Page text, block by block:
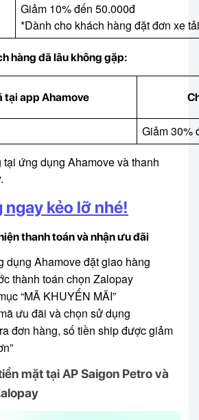
Giảm 10% đến 50.000đ
*Dành cho khách hàng đặt đơn xe tải
hàng đã lâu không gặp:
tại app Ahamove
Giảm 30%
ứng dụng Ahamove và thanh
ngay kẻo lỡ nhé!
thanh toán và nhận ưu đãi
dụng Ahamove đặt giao hàng
thành toán chọn Zalopay
“MÃ KHUYẾN MÃI”
ưu đãi và chọn sử dụng
đơn hàng, số tiền ship được giảm
mặt tại AP Saigon Petro và